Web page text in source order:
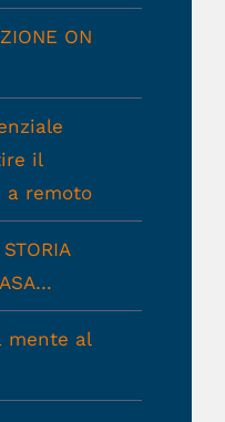
ON
il
a remoto
mente al